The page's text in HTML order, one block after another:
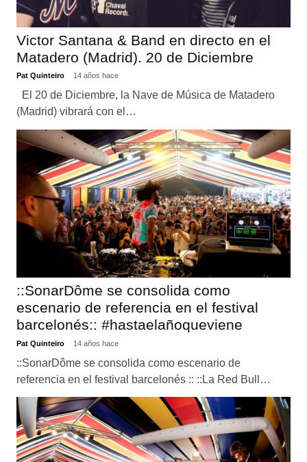
Victor Santana & Band en directo en el
Matadero (Madrid). 20 de Diciembre
Pat Quinteiro 14 años hace
El 20 de Diciembre, la Nave de Música de Matadero
(Madrid) vibrará con el…
::SonarDôme se consolida como
escenario de referencia en el festival
barcelonés:: #hastaelañoqueviene
Pat Quinteiro 14 años hace
::SonarDôme se consolida como escenario de
referencia en el festival barcelonés :: ::La Red Bull…